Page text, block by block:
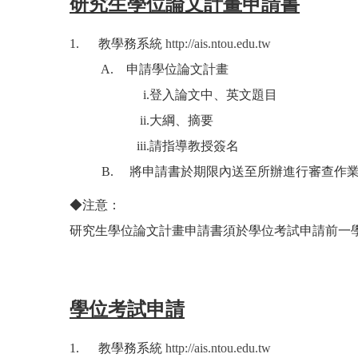
1. 教學務系統 http://ais.ntou.edu.tw
A. 申請學位論文計畫
i.登入論文中、英文題目
ii.大綱、摘要
iii.請指導教授簽名
B. 將申請書於期限內送至所辦進行審查作業
◆注意：
研究生學位論文計畫申請書須於學位考試申請前一
學位考試申請
1. 教學務系統 http://ais.ntou.edu.tw